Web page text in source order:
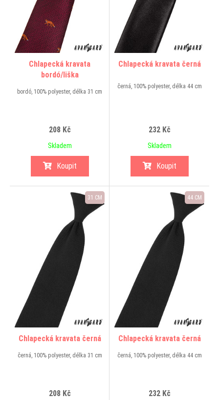
Chlapecká kravata
bordó/liška
bordó, 100% polyester, délka 31 cm
208 Kč
Skladem
Koupit
Chlapecká kravata černá
černá, 100% polyester, délka 44 cm
232 Kč
Skladem
Koupit
31 CM
Chlapecká kravata černá
černá, 100% polyester, délka 31 cm
208 Kč
44 CM
Chlapecká kravata černá
černá, 100% polyester, délka 44 cm
232 Kč